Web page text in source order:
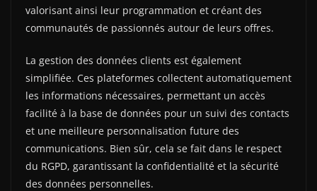
valorisant ainsi leur programmation et créant des
communautés de passionnés autour de leurs offres.
La gestion des données clients est également
simplifiée. Ces plateformes collectent automatiquement
les informations nécessaires, permettant un accès
facilité à la base de données pour un suivi des contacts
et une meilleure personnalisation future des
communications. Bien sûr, cela se fait dans le respect
du RGPD, garantissant la confidentialité et la sécurité
des données personnelles.